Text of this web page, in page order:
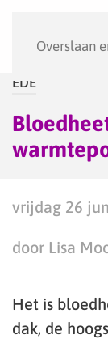
Overslaan
EDE
vrijdag 26
door Lisa
Het is
dak, de